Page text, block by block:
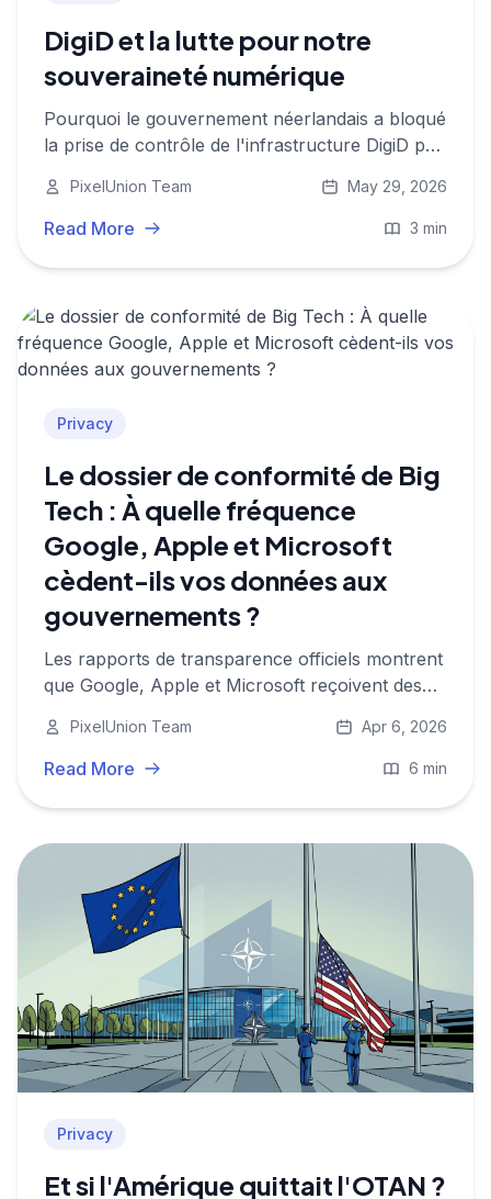
DigiD et la lutte pour notre
souveraineté numérique
Pourquoi le gouvernement néerlandais a bloqué
la prise de contrôle de l'infrastructure DigiD par
dit sur la vie privée, l'autonomie numérique et la
souveraineté des données européennes.
PixelUnion Team May 29, 2026
Read More 3 min
Privacy
Le dossier de conformité de Big
Tech : À quelle fréquence
Google, Apple et Microsoft
cèdent-ils vos données aux
gouvernements ?
Les rapports de transparence officiels montrent
que Google, Apple et Microsoft reçoivent des
gouvernementales chaque année et en
acceptent la majorité.
PixelUnion Team Apr 6, 2026
Read More 6 min
Privacy
Et si l'Amérique quittait l'OTAN ?